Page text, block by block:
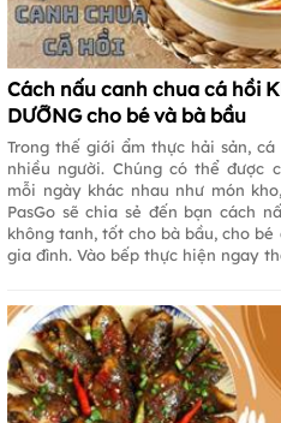
Cách nấu canh chua cá hồi
DƯỠNG cho bé và bà bầu
Trong thế giới ẩm thực hải sản,
nhiều người. Chúng có thể được
mỗi ngày khác nhau như món
PasGo sẽ chia sẻ đến bạn cách
không tanh, tốt cho bà bầu, cho
gia đình. Vào bếp thực hiện ngay